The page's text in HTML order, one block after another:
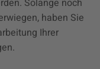
haben Sie
Ihrer